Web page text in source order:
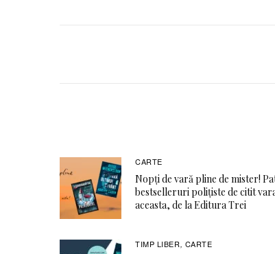
CARTE
Nopți de vară pline de mister!
bestselleruri polițiste de citit
aceasta, de la Editura Trei
TIMP LIBER, CARTE